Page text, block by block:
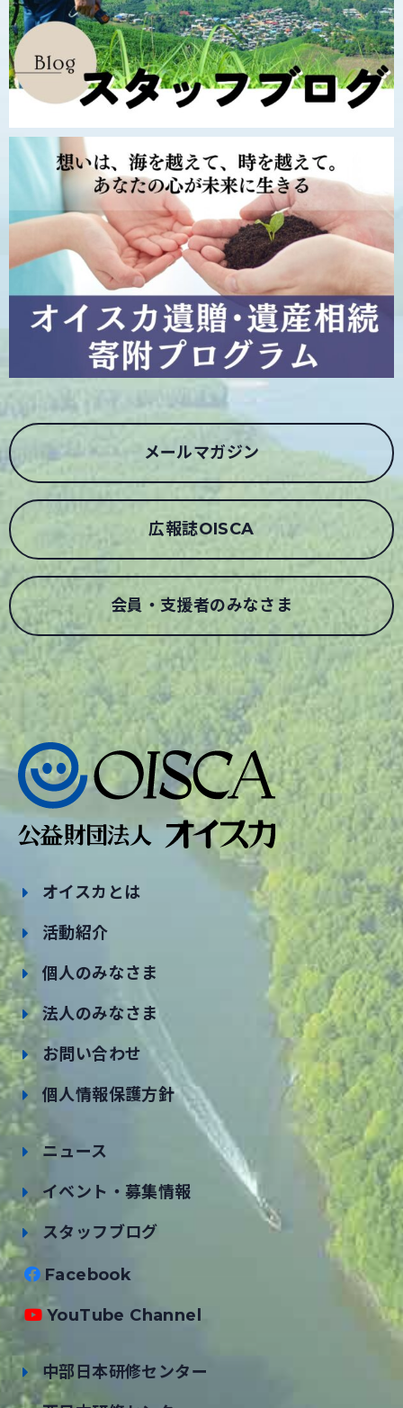
メールマガジン
広報誌OISCA
会員・支援者のみなさま
オイスカとは
活動紹介
個人のみなさま
法人のみなさま
お問い合わせ
個人情報保護方針
ニュース
イベント・募集情報
スタッフブログ
Facebook
YouTube Channel
中部日本研修センター